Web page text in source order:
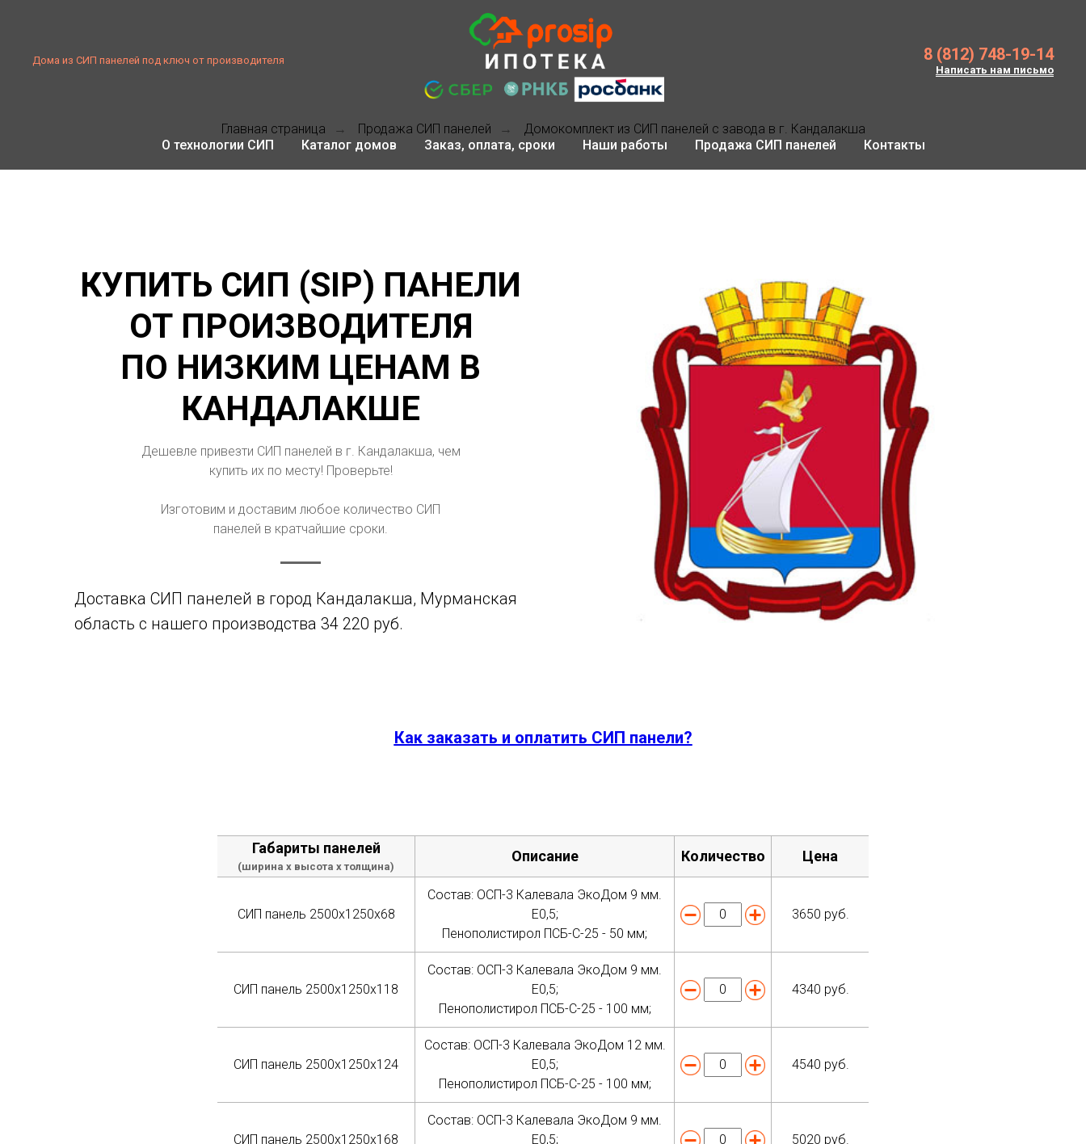
Дома из СИП панелей под ключ от производителя 8 (812) 748-19-14
Написать нам письмо
О технологии СИП Каталог домов Заказ, оплата, сроки Наши работы Продажа СИП панелей Контакты
Главная страница → Продажа СИП панелей → Домокомплект из СИП панелей с завода в г. Кандалакша
КУПИТЬ СИП (SIP) ПАНЕЛИ
ОТ ПРОИЗВОДИТЕЛЯ
ПО НИЗКИМ ЦЕНАМ В
КАНДАЛАКШЕ
Дешевле привезти СИП панелей в г. Кандалакша, чем
купить их по месту! Проверьте!
Изготовим и доставим любое количество СИП
панелей в кратчайшие сроки.
Доставка СИП панелей в город Кандалакша, Мурманская
область с нашего производства 34 220 руб.
Как заказать и оплатить СИП панели?
Габариты панелей
(ширина х высота х толщина)
Описание Количество Цена
СИП панель 2500х1250х68
Состав: ОСП-3 Калевала ЭкоДом 9 мм.
Е0,5;
Пенополистирол ПСБ-С-25 - 50 мм;
3650 руб.
СИП панель 2500х1250х118
Состав: ОСП-3 Калевала ЭкоДом 9 мм.
Е0,5;
Пенополистирол ПСБ-С-25 - 100 мм;
4340 руб.
СИП панель 2500х1250х124
Состав: ОСП-3 Калевала ЭкоДом 12 мм.
Е0,5;
Пенополистирол ПСБ-С-25 - 100 мм;
4540 руб.
СИП панель 2500х1250х168
Состав: ОСП-3 Калевала ЭкоДом 9 мм.
Е0,5;
5020 руб.